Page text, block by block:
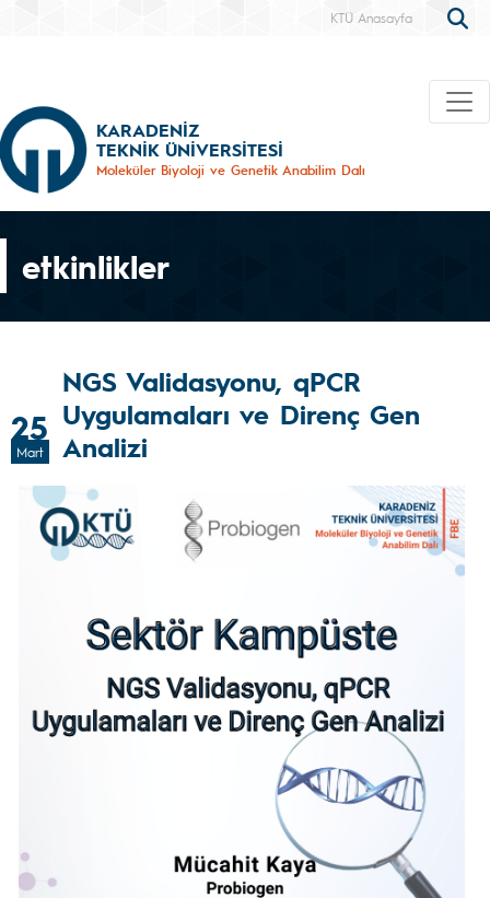
KTÜ Anasayfa
KARADENİZ
TEKNİK ÜNİVERSİTESİ
Moleküler Biyoloji ve Genetik Anabilim Dalı
etkinlikler
25
Mart
NGS Validasyonu, qPCR
Uygulamaları ve Direnç Gen
Analizi